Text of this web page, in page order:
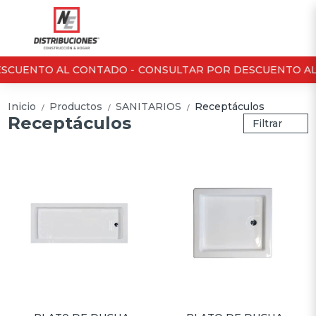
AL CONTADO - CONSULTAR POR DESCUENTO
Inicio / Productos / SANITARIOS / Receptáculos
Receptáculos Filtrar